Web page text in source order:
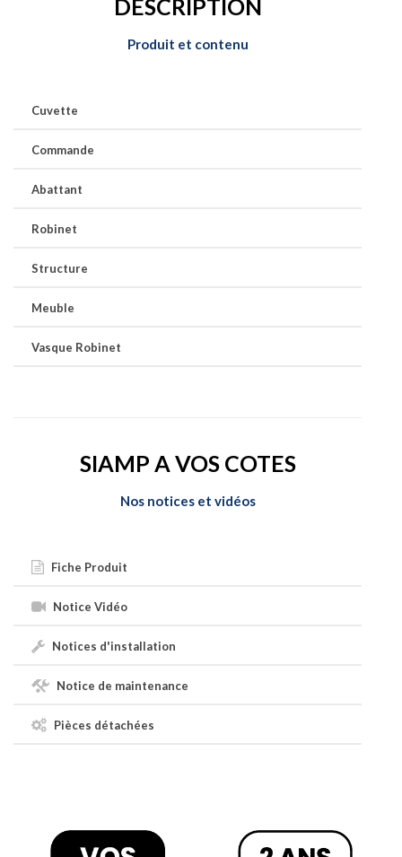
DESCRIPTION
Produit et contenu
Cuvette
Commande
Abattant
Robinet
Structure
Meuble
Vasque Robinet
SIAMP A VOS COTES
Nos notices et vidéos
Fiche Produit
Notice Vidéo
Notices d'installation
Notice de maintenance
Pièces détachées